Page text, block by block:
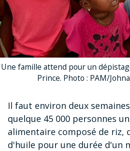
Une famille attend pour un
Prince. Photo : PAM/
Il faut environ deux
quelque 45 000 personnes
alimentaire composé de riz,
d'huile pour une durée d'un